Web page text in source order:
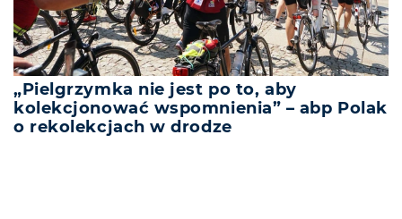
„Pielgrzymka nie jest po to, aby
kolekcjonować wspomnienia” – abp Polak
o rekolekcjach w drodze